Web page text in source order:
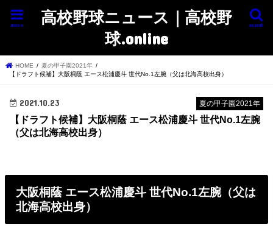
高校野球ニュース｜高校野
球.online
search
menu
HOME
夏の甲子園2021年
【ドラフト候補】大阪桐蔭 エース松浦慶斗 世代No.1左腕（父は北海高校出身）
夏の甲子園2021年
2021.10.23
【ドラフト候補】大阪桐蔭 エース松浦慶斗 世代No.1左腕
（父は北海高校出身）
大阪桐蔭 エース松浦慶斗 世代No.1左腕（父は
北海高校出身）